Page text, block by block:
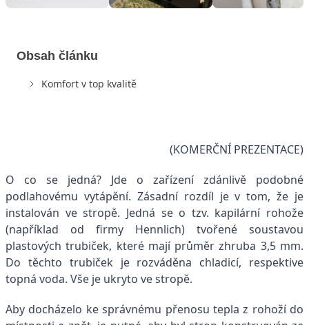
Obsah článku
Komfort v top kvalitě
(KOMERČNÍ PREZENTACE)
O co se jedná? Jde o zařízení zdánlivě podobné
podlahovému vytápění. Zásadní rozdíl je v tom, že je
instalován ve stropě. Jedná se o tzv. kapilární rohože
(například od firmy Hennlich) tvořené soustavou
plastových trubiček, které mají průměr zhruba 3,5 mm.
Do těchto trubiček je rozváděna chladicí, respektive
topná voda. Vše je ukryto ve stropě.
Aby docházelo ke správnému přenosu tepla z rohoží do